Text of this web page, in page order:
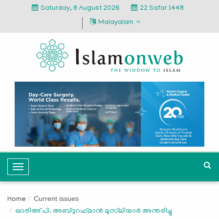
Saturday, 8 August 2026
22 Safar 1448
Malayalam
T
o
g
l
Home Current issues
ഖാരിഅ് പി. അബ്ദുറഹ്‍മാന്‍ മുസ്‍ലിയാര്‍ അന്തരിച്ചു